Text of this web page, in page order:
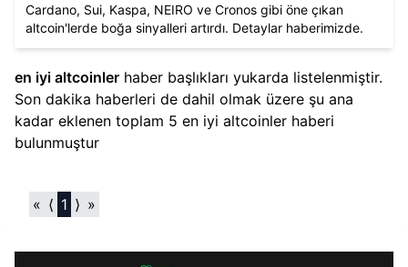
Cardano, Sui, Kaspa, NEIRO ve Cronos gibi öne çıkan
altcoin'lerde boğa sinyalleri artırdı. Detaylar haberimizde.
en iyi altcoinler​ haber başlıkları yukarda listelenmiştir.
Son dakika haberleri de dahil olmak üzere şu ana
kadar eklenen toplam 5 en iyi altcoinler​ haberi
bulunmuştur
« ⟨ 1 ⟩ »